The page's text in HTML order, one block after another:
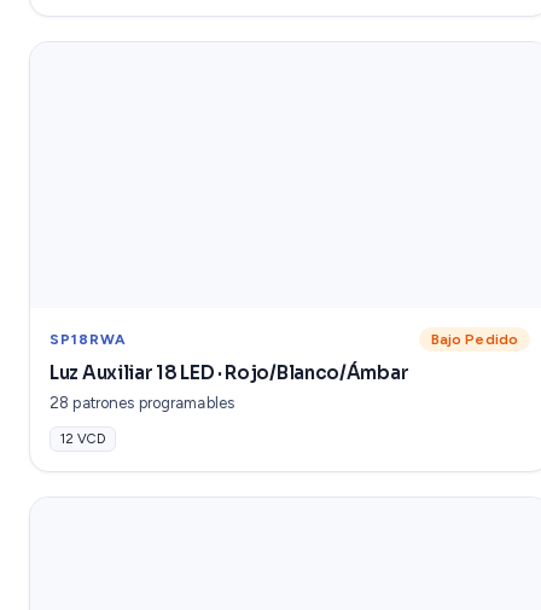
SP18RWA Bajo Pedido
Luz Auxiliar 18 LED · Rojo/Blanco/Ámbar
28 patrones programables
12 VCD